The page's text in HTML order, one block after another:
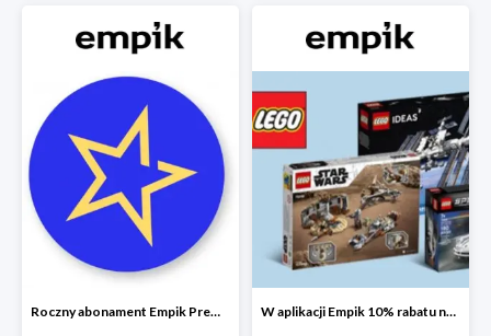
Roczny abonament Empik Premium w super cenie W aplikacji Empik 10% rabatu na klocki LEGO